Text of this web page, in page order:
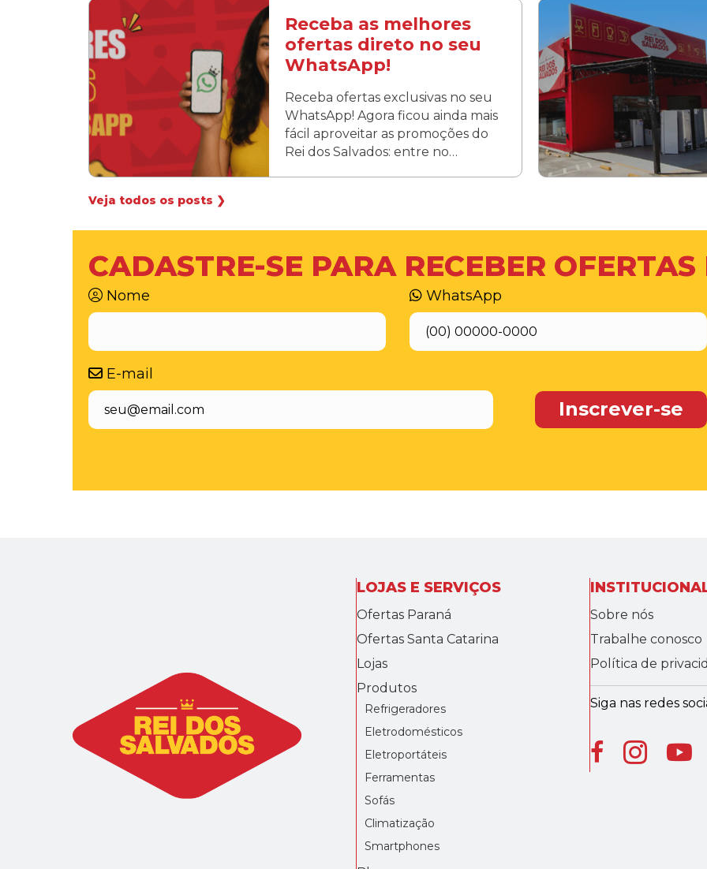
Receba as melhores
ofertas direto no seu
WhatsApp!
Receba ofertas exclusivas no seu
WhatsApp! Agora ficou ainda mais
fácil aproveitar as promoções do
Rei dos Salvados: entre no…
Veja todos os posts ❯
CADASTRE-SE PARA RECEBER
Nome WhatsApp
E-mail
LOJAS E SERVIÇOS
Ofertas Paraná
Ofertas Santa Catarina
Lojas
Produtos
Refrigeradores
Eletrodomésticos
Eletroportáteis
Ferramentas
Sofás
Climatização
Smartphones
Sobre nós
Trabalhe conosco
Política de
Siga nas redes